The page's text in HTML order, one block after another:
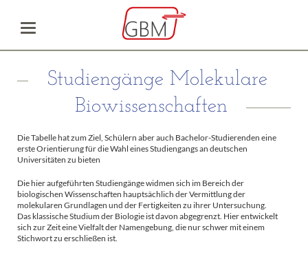
Studiengänge Molekulare
Biowissenschaften
Die Tabelle hat zum Ziel, Schülern aber auch Bachelor-Studierenden eine
erste Orientierung für die Wahl eines Studiengangs an deutschen
Universitäten zu bieten
Die hier aufgeführten Studiengänge widmen sich im Bereich der
biologischen Wissenschaften hauptsächlich der Vermittlung der
molekularen Grundlagen und der Fertigkeiten zu ihrer Untersuchung.
Das klassische Studium der Biologie ist davon abgegrenzt. Hier entwickelt
sich zur Zeit eine Vielfalt der Namengebung, die nur schwer mit einem
Stichwort zu erschließen ist.